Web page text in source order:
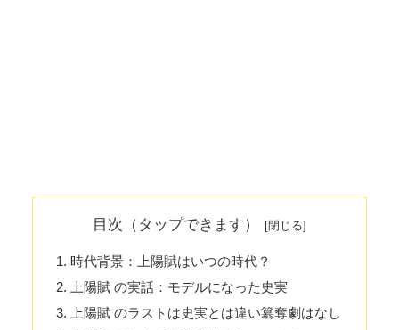
目次（タップできます）
時代背景：上陽賦はいつの時代？
上陽賦 の実話：モデルになった史実
上陽賦 のラストは史実とは違い簒奪劇はなし